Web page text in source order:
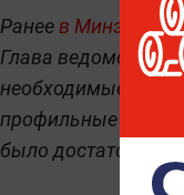
Ранеев Минэнерго
Глава ведомства
необходимые меры
профильные
было достаточно